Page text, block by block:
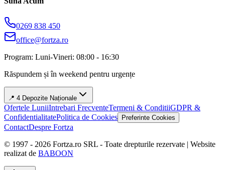
0269 838 450
office@fortza.ro
Program: Luni-Vineri: 08:00 - 16:30
Răspundem și în weekend pentru urgențe
📍 4 Depozite Naționale
Ofertele LuniiIntrebari FrecventeTermeni & ConditiiGDPR &
ConfidentialitatePolitica de Cookies Preferinte Cookies
ContactDespre Fortza
© 1997 - 2026 Fortza.ro SRL - Toate drepturile rezervate | Website
realizat de BABOON